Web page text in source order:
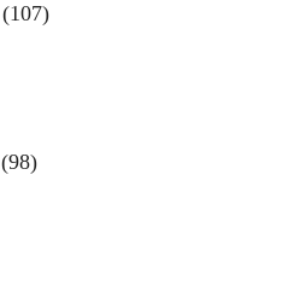
(107)
(98)